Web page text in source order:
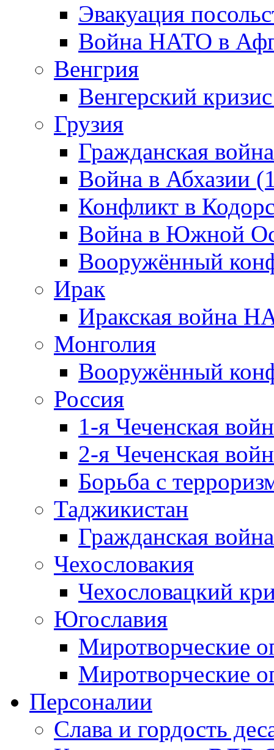
Эвакуация
Война НАТО в
Венгрия
Венгерский
Грузия
Гражданская
Война в Абхазии
Конфликт в
Война в Южной
Вооружённый
Ирак
Иракская война
Монголия
Вооружённый
Россия
1-я Чеченская
2-я Чеченская
Борьба с
Таджикистан
Гражданская
Чехословакия
Чехословацкий
Югославия
Миротворческие
Миротворческие
Персоналии
Слава и гордость